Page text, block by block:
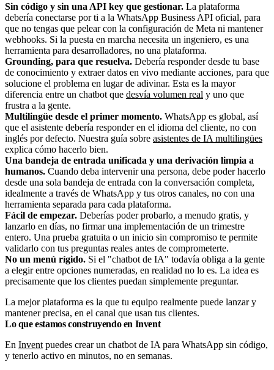
Sin código y sin una API key que gestionar. La plataforma
debería conectarse por ti a la WhatsApp Business API oficial, para
que no tengas que pelear con la configuración de Meta ni mantener
webhooks. Si la puesta en marcha necesita un ingeniero, es una
herramienta para desarrolladores, no una plataforma.
Grounding, para que resuelva. Debería responder desde tu base
de conocimiento y extraer datos en vivo mediante acciones, para que
solucione el problema en lugar de adivinar. Esta es la mayor
diferencia entre un chatbot que desvía volumen real y uno que
frustra a la gente.
Multilingüe desde el primer momento. WhatsApp es global, así
que el asistente debería responder en el idioma del cliente, no con
inglés por defecto. Nuestra guía sobre asistentes de IA multilingües
explica cómo hacerlo bien.
Una bandeja de entrada unificada y una derivación limpia a
humanos. Cuando deba intervenir una persona, debe poder hacerlo
desde una sola bandeja de entrada con la conversación completa,
idealmente a través de WhatsApp y tus otros canales, no con una
herramienta separada para cada plataforma.
Fácil de empezar. Deberías poder probarlo, a menudo gratis, y
lanzarlo en días, no firmar una implementación de un trimestre
entero. Una prueba gratuita o un inicio sin compromiso te permite
validarlo con tus preguntas reales antes de comprometerte.
No un menú rígido. Si el "chatbot de IA" todavía obliga a la gente
a elegir entre opciones numeradas, en realidad no lo es. La idea es
precisamente que los clientes puedan simplemente preguntar.
La mejor plataforma es la que tu equipo realmente puede lanzar y
mantener precisa, en el canal que usan tus clientes.
Lo que estamos construyendo en Invent
En Invent puedes crear un chatbot de IA para WhatsApp sin código,
y tenerlo activo en minutos, no en semanas.